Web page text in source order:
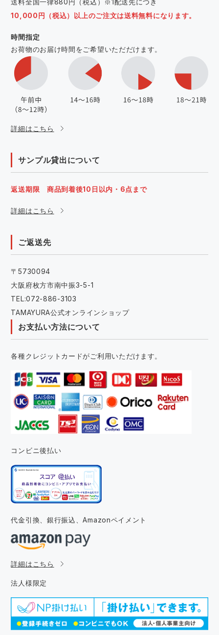
10,000円（税込）以上のご注文は送料無料になります。
時間指定
お荷物のお届け時間をご希望いただだけます。
詳細はこちら
サンプル貸出について
返送期限 商品到着後10日以内・6点まで
詳細はこちら
ご返送先
〒5730094
大阪府枚方市南中振3-5-1
TEL:072-886-3103
TAMAYURA公式オンラインショップ
お支払い方法について
各種クレジットカードがご利用いただけます。
コンビニ後払い
代金引換、銀行振込、Amazonペイメント
詳細はこちら
法人様限定